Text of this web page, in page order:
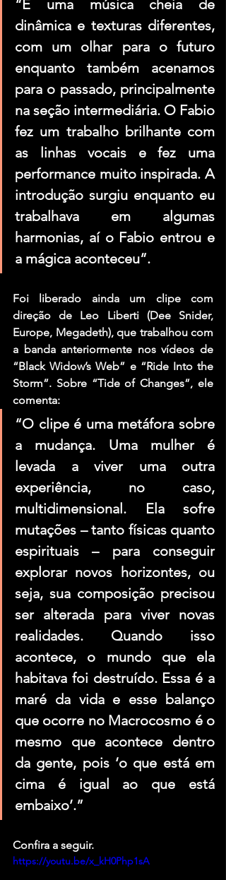
“É uma música cheia de
dinâmica e texturas diferentes,
com um olhar para o futuro
enquanto também acenamos
para o passado, principalmente
na seção intermediária. O Fabio
fez um trabalho brilhante com
as linhas vocais e fez uma
performance muito inspirada. A
introdução surgiu enquanto eu
trabalhava em algumas
harmonias, aí o Fabio entrou e
a mágica aconteceu”.
Foi liberado ainda um clipe com
direção de Leo Liberti (Dee Snider,
Europe, Megadeth), que trabalhou com
a banda anteriormente nos vídeos de
“Black Widow’s Web” e “Ride Into the
Storm”. Sobre “Tide of Changes”, ele
comenta:
“O clipe é uma metáfora sobre
a mudança. Uma mulher é
levada a viver uma outra
experiência, no caso,
multidimensional. Ela sofre
mutações – tanto físicas quanto
espirituais – para conseguir
explorar novos horizontes, ou
seja, sua composição precisou
ser alterada para viver novas
realidades. Quando isso
acontece, o mundo que ela
habitava foi destruído. Essa é a
maré da vida e esse balanço
que ocorre no Macrocosmo é o
mesmo que acontece dentro
da gente, pois ‘o que está em
cima é igual ao que está
embaixo’.”
Confira a seguir.
https://youtu.be/x_kH0Php1sA